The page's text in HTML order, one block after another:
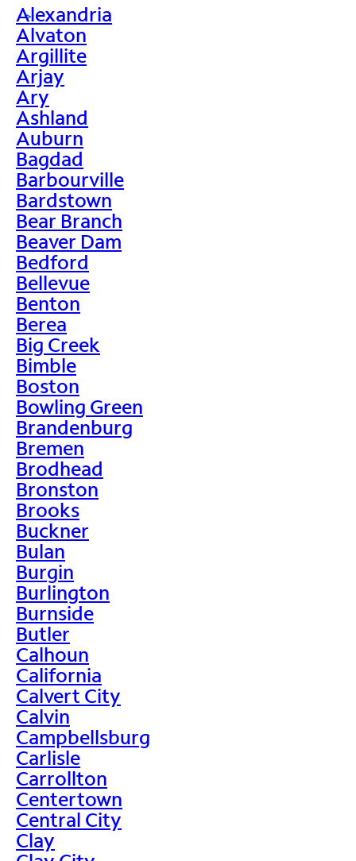
>
Alexandria
Alvaton
Argillite
Arjay
Ary
Ashland
Auburn
Bagdad
Barbourville
Bardstown
Bear Branch
Beaver Dam
Bedford
Bellevue
Benton
Berea
Big Creek
Bimble
Boston
Bowling Green
Brandenburg
Bremen
Brodhead
Bronston
Brooks
Buckner
Bulan
Burgin
Burlington
Burnside
Butler
Calhoun
California
Calvert City
Calvin
Campbellsburg
Carlisle
Carrollton
Centertown
Central City
Clay